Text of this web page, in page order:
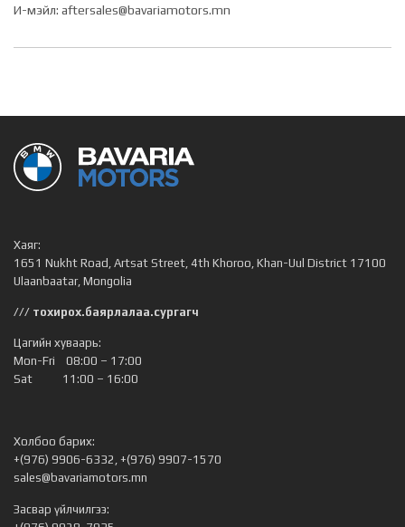
И-мэйл:aftersales@bavariamotors.mn
Хаяг:
1651 Nukht Road, Artsat Street, 4th Khoroo, Khan-Uul District 17100
Ulaanbaatar, Mongolia
/// тохирох.баярлалаа.сургагч
Цагийн хуваарь:
Mon-Fri 08:00 – 17:00
Sat 11:00 – 16:00
Холбоо барих:
+(976) 9906-6332, +(976) 9907-1570
sales@bavariamotors.mn
Засвар үйлчилгээ: